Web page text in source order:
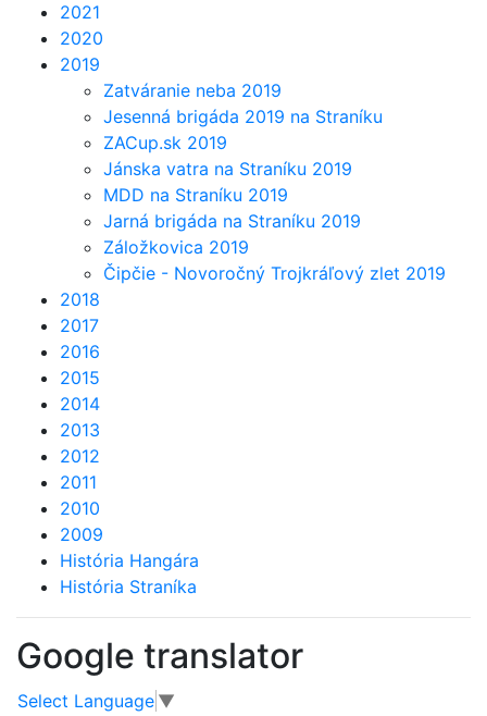
2021
2020
2019
Zatváranie neba 2019
Jesenná brigáda 2019 na Straníku
ZACup.sk 2019
Jánska vatra na Straníku 2019
MDD na Straníku 2019
Jarná brigáda na Straníku 2019
Záložkovica 2019
Čipčie - Novoročný Trojkráľový zlet 2019
2018
2017
2016
2015
2014
2013
2012
2011
2010
2009
História Hangára
História Straníka
Google translator
Select Language ▼